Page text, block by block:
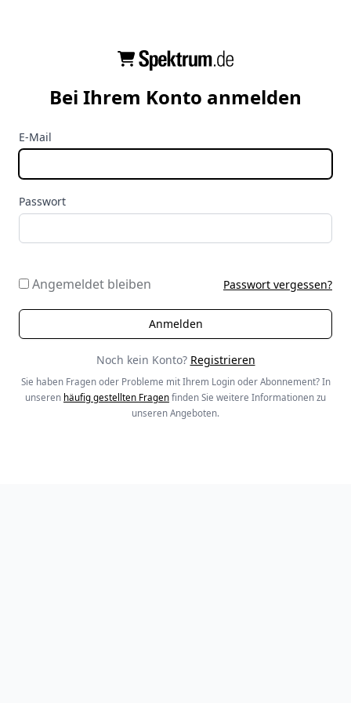
Bei Ihrem Konto anmelden
E-Mail
Passwort
Angemeldet bleiben Passwort vergessen?
Noch kein Konto? Registrieren
Sie haben Fragen oder Probleme mit Ihrem Login oder Abonnement? In
unseren häufig gestellten Fragen finden Sie weitere Informationen zu
unseren Angeboten.